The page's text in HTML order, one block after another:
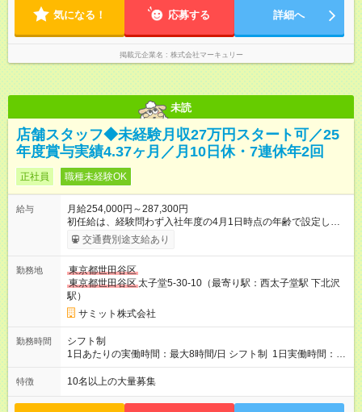
ほぼなし
気になる！ 応募する 詳細へ
掲載元企業名 株式会社マーキュリー
未読
店舗スタッフ◆未経験月収27万円スタート可／25
年度賞与実績4.37ヶ月／月10日休・7連休年2回
正社員 職種未経験OK
給与
月給254,000円～287,300円
初任給は、経験問わず入社年度の4月1日時点の年齢で設定しま
す。 ■27歳以上：月給28万7300円 ■26歳 ：月給28万3300
円 ■25歳 ：月給27万9300円 ■24歳 ：月給27万5300円
歳 ：月給26万円 ■20歳 ：月給25万4000円 ■キャリアパ
スについて■ 配属後は経験を積み、サブチーフ・チーフ（部門運
営責任者）を目指します。 チーフは接客や作業のほか、販売計
画や売場作り、社員教育も担当。副店長・店長へ昇進すれば給
与も大幅アップします。 また年1回キャリア希望を出せ、商品
部・営業企画部・総務部・経理部など本部スタッフへの挑戦も
可能です。 直近では入社2年で営業企画・店舗開発・サイト開
です！ 【試用期間】試用期間あり 試用期間の長さ：3ヶ月 雇用
形態、給与は本採用時と同じです。
交通費別途支給あり
勤務地
東京都世田谷区
東京都世田谷区太子堂5-30-10（最寄り駅：西太子堂駅 下北沢
駅）
サミット株式会社
勤務時間
シフト制
1日あたりの実働時間：最大8時間/日 シフト制 1日実働時間：最
大8時間(休憩1時間) 月10日休 【シフト例】 8:00～17:00 10:00
～19:00 12:00～21:00 ほか 深夜営業店舗(22時～25時閉店)に
めの深夜勤務はありません。 月平均残業時間20～30h程度
特徴 10名以上の大量募集